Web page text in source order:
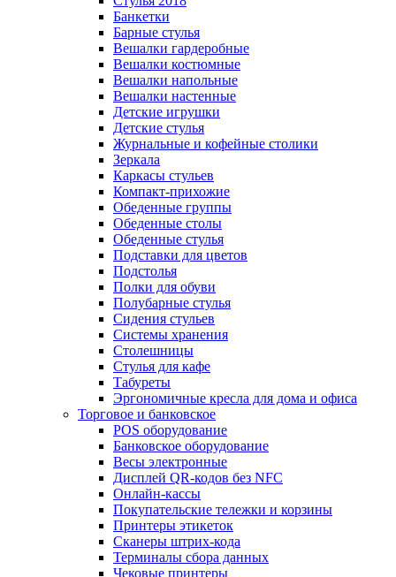
Банкетки
Барные стулья
Вешалки гардеробные
Вешалки костюмные
Вешалки напольные
Вешалки настенные
Детские игрушки
Детские стулья
Журнальные и кофейные столики
Зеркала
Каркасы стульев
Компакт-прихожие
Обеденные группы
Обеденные столы
Обеденные стулья
Подставки для цветов
Подстолья
Полки для обуви
Полубарные стулья
Сидения стульев
Системы хранения
Столешницы
Стулья для кафе
Табуреты
Эргономичные кресла для дома и офиса
Торговое и банковское
POS оборудование
Банковское оборудование
Весы электронные
Дисплей QR-кодов без NFC
Онлайн-кассы
Покупательские тележки и корзины
Принтеры этикеток
Сканеры штрих-кода
Терминалы сбора данных
Чековые принтеры